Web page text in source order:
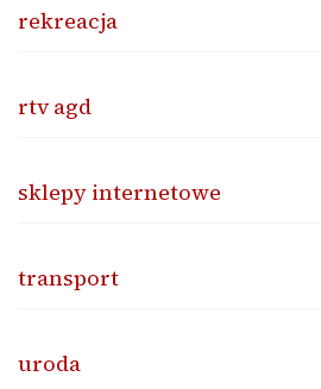
rekreacja
rtv agd
sklepy internetowe
transport
uroda